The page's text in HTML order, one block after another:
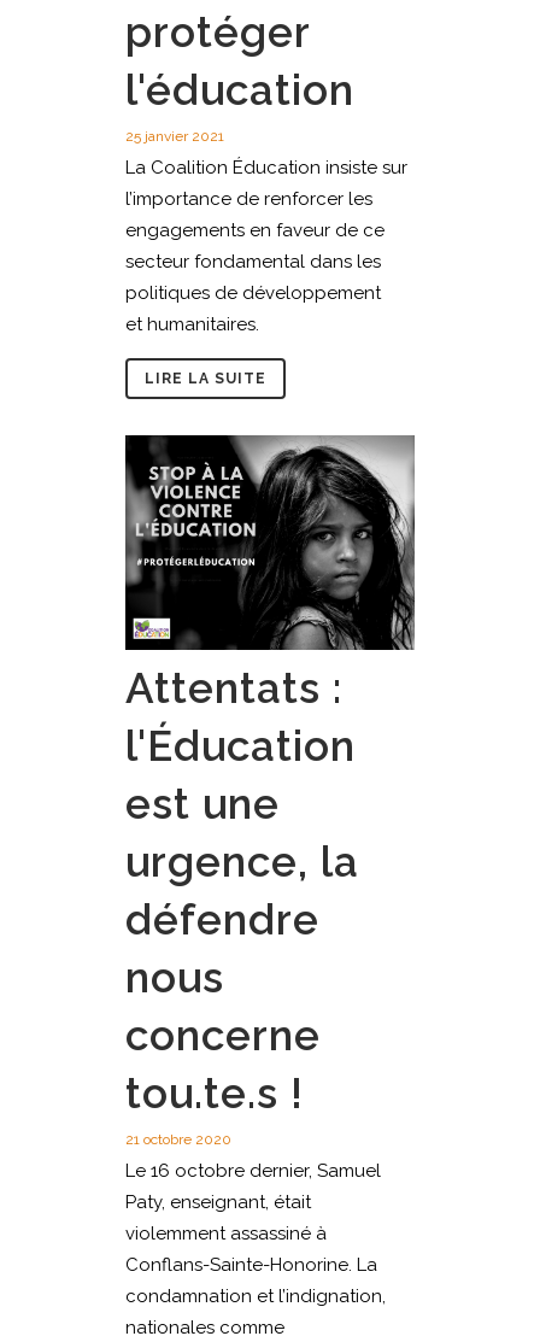
protéger
l'éducation
25 janvier 2021
La Coalition Éducation insiste sur
l’importance de renforcer les
engagements en faveur de ce
secteur fondamental dans les
politiques de développement
et humanitaires.
LIRE LA SUITE
Attentats :
l'Éducation
est une
urgence, la
défendre
nous
concerne
tou.te.s !
21 octobre 2020
Le 16 octobre dernier, Samuel
Paty, enseignant, était
violemment assassiné à
Conflans-Sainte-Honorine. La
condamnation et l’indignation,
nationales comme